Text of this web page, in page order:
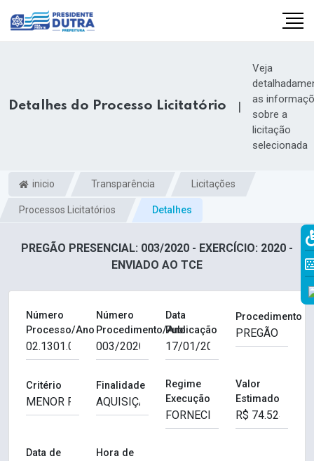
Detalhes do Processo Licitatório |
Veja
as
sobre a
licitação
selecionada
inicio Transparência Licitações
Processos Licitatórios Detalhes
PREGÃO PRESENCIAL: 003/2020 - EXERCÍCIO: 2020 -
ENVIADO AO TCE
Número
Processo/Ano
Número
Procedimento/Ano
Data
Publicação
Procedimento
Critério Finalidade
Regime
Execução
Valor
Estimado
Data de
Hora de